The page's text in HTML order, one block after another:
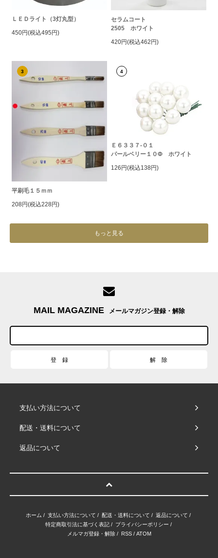
ＬＥＤライト（3灯丸型）
450円(税込495円)
セラムコート
2505 ホワイト
420円(税込462円)
3
平刷毛１５ｍｍ
208円(税込228円)
4
Ｅ６３３７-０１
パールベリー１０Φ ホワイト
126円(税込138円)
もっと見る
MAIL MAGAZINE メールマガジン登録・解除
支払い方法について
配送・送料について
返品について
ホーム / 支払い方法について / 配送・送料について / 返品について /
特定商取引法に基づく表記/ プライバシーポリシー /
メルマガ登録・解除/ RSS/ ATOM